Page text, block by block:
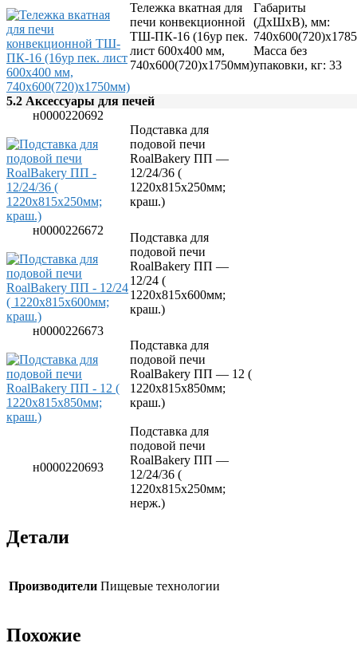
Соковыжималки
Стерилизаторы
Тестораскаточные машины
Фасовочно-упаковочное оборудование
Бытовая техника
Посуда и инвентарь
Весы
Мусорные баки
Оборудование для общественных санузлов и
ванных комнат
Диспенсеры
Дозаторы для жидкого мыла
Расходные материалы
Смесители и душирующие устройства
Сушилки для рук
Урны
Фены настенные
Прачечное оборудование
Сушильные машины
Гладильное оборудование
Воздухоочистительные установки
Профессиональные моющие средства
Фильтры для воды
Тележка вкатная для
печи конвекционной
ТШ-ПК-16 (16ур пек.
лист 600х400 мм,
740х600(720)х1750мм)
Габариты
(ДхШхВ), мм:
Масса без
упаковки, кг: 33
5.2 Аксессуары для печей
н0000220692
Подставка для
подовой печи
RoalBakery ПП —
12/24/36 (
1220х815х250мм;
краш.)
н0000226672
Подставка для
подовой печи
RoalBakery ПП —
12/24 (
1220х815х600мм;
краш.)
н0000226673
Подставка для
подовой печи
RoalBakery ПП — 12 (
1220х815х850мм;
краш.)
н0000220693
Подставка для
подовой печи
RoalBakery ПП —
12/24/36 (
1220х815х250мм;
нерж.)
Детали
Производители Пищевые технологии
Похожие